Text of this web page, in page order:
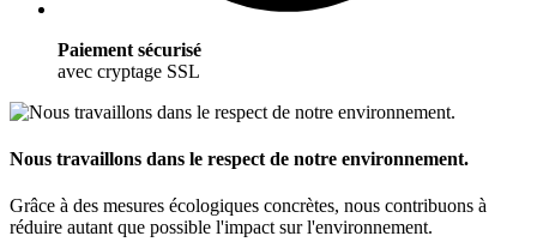
Paiement sécurisé
avec cryptage SSL
Nous travaillons dans le respect de notre environnement.
Grâce à des mesures écologiques concrètes, nous contribuons à
réduire autant que possible l'impact sur l'environnement.